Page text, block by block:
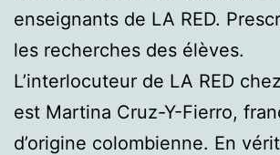
enseignants de LA RED.
les recherches des élèves.
L’interlocuteur de LA RED
est Martina Cruz-Y-Fierro,
d’origine colombienne. En